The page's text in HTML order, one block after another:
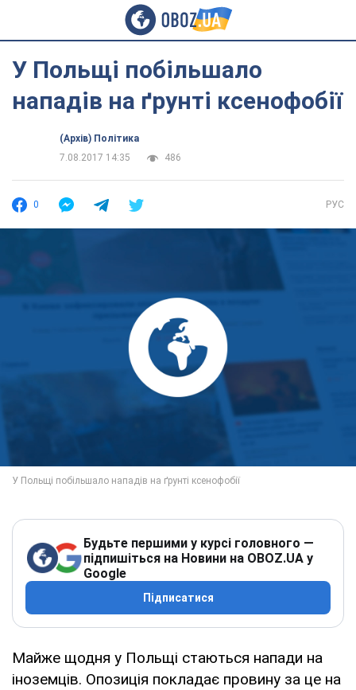
У Польщі побільшало
нападів на ґрунті ксенофобії
(Архів) Політика
7.08.2017 14:35
486
0 РУС
Будьте першими у курсі головного —
підпишіться на Новини на OBOZ.UA у
Google
Підписатися
Майже щодня у Польщі стаються напади на
іноземців. Опозиція покладає провину за це на